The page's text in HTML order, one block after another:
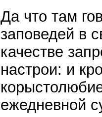
Да что там
заповедей в
качестве
настрои: и
ежедневной